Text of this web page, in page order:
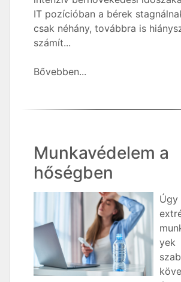
IT pozícióban a bérek
csak néhány, továbbra is
számít...
Bővebben...
Munkavédelem a
hőségben
Úgy
yek